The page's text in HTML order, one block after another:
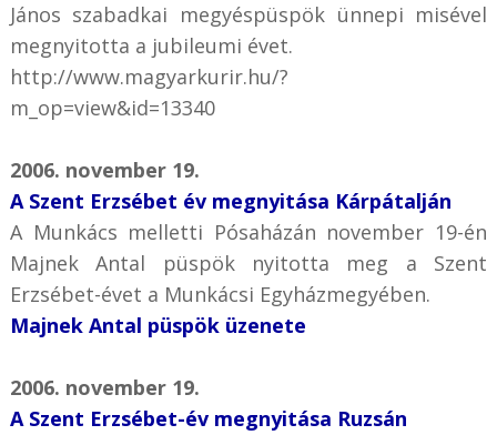
János szabadkai megyéspüspök ünnepi misével
megnyitotta a jubileumi évet.
http://www.magyarkurir.hu/?
m_op=view&id=13340
2006. november 19.
A Szent Erzsébet év megnyitása Kárpátalján
A Munkács melletti Pósaházán november 19-én
Majnek Antal püspök nyitotta meg a Szent
Erzsébet-évet a Munkácsi Egyházmegyében.
Majnek Antal püspök üzenete
2006. november 19.
A Szent Erzsébet-év megnyitása Ruzsán